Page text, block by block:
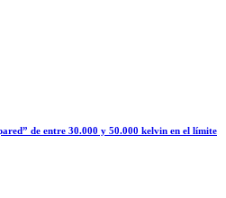
de entre 30.000 y 50.000 kelvin en el límite